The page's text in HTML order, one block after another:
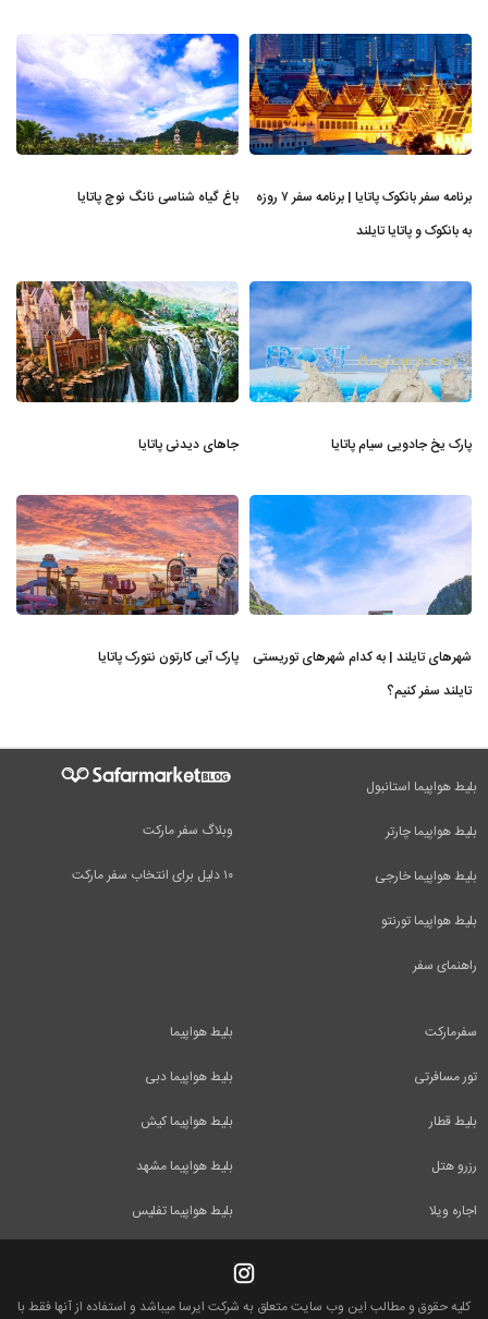
برنامه سفر بانکوک پاتایا | برنامه سفر ۷ روزه
به بانکوک و پاتایا تایلند
باغ گیاه شناسی نانگ نوچ پاتایا
پارک یخ جادویی سیام پاتایا جاهای دیدنی پاتایا
شهرهای تایلند | به کدام شهرهای توریستی
تایلند سفر کنیم؟
پارک آبی کارتون نتورک پاتایا
وبلاگ سفر مارکت
۱۰ دلیل برای انتخاب سفر مارکت
بلیط هواپیما استانبول
بلیط هواپیما چارتر
بلیط هواپیما خارجی
بلیط هواپیما تورنتو
راهنمای سفر
بلیط هواپیما
بلیط هواپیما دبی
بلیط هواپیما کیش
بلیط هواپیما مشهد
بلیط هواپیما تفلیس
سفرمارکت
تور مسافرتی
بلیط قطار
رزرو هتل
اجاره ویلا
کلیه حقوق و مطالب این وب سایت متعلق به شرکت ایرسا میباشد و استفاده از آنها فقط با